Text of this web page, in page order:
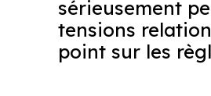
sérieusement
tensions
point sur les